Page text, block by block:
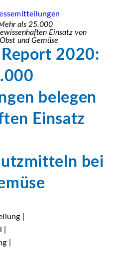
als 25.000
Einsatz von
und Gemüse
2020:
belegen
Einsatz
bei
|
|